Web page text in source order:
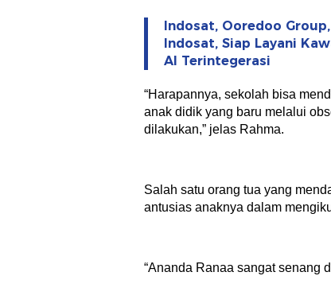
Indosat, Ooredoo
Indosat, Siap Layani
AI Terintegerasi
“Harapannya, sekolah bisa
anak didik yang baru melalui
dilakukan,” jelas Rahma.
Salah satu orang tua yang
antusias anaknya dalam
“Ananda Ranaa sangat senang